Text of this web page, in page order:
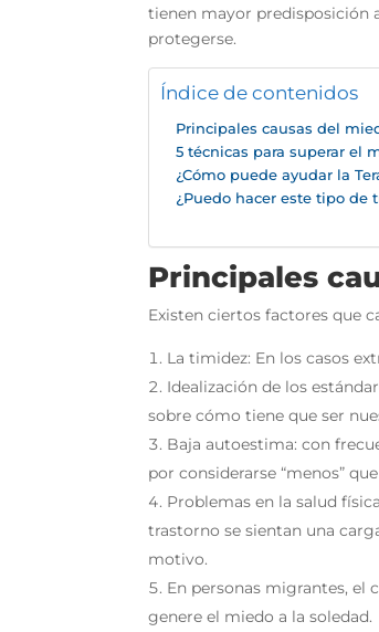
tienen mayor predisposición
protegerse.
Índice de contenidos
Principales causas del
5 técnicas para superar el
¿Cómo puede ayudar la
¿Puedo hacer este tipo de
Principales
Existen ciertos factores que
La timidez: En los casos
Idealización de los
sobre cómo tiene que ser
Baja autoestima: con
por considerarse “menos”
Problemas en la salud
trastorno se sientan una
motivo.
En personas migrantes, el
genere el miedo a la soledad.